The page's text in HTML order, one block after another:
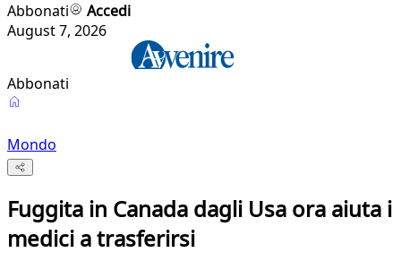
Abbonati
Accedi
August 7, 2026
Abbonati
Mondo
Fuggita in Canada dagli Usa ora aiuta i
medici a trasferirsi